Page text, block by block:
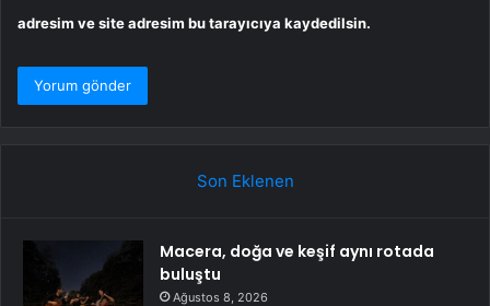
adresim ve site adresim bu tarayıcıya kaydedilsin.
Son Eklenen
Macera, doğa ve keşif aynı rotada
buluştu
Ağustos 8, 2026